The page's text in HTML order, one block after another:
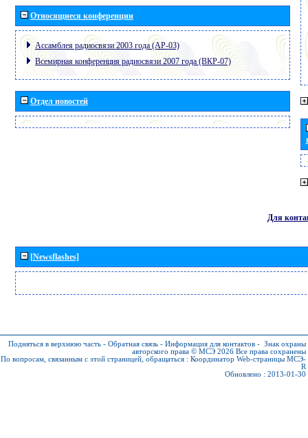
Относящиеся конференции
Ассамблея радиосвязи 2003 года (АР-03)
Всемирная конференция радиосвязи 2007 года (ВКР-07)
Отдел новостей
Для
[Newsflashes]
Подняться в верхнюю часть - Обратная связь - Информация для контактов - Знак охраны
авторского права © МСЭ 2026 Все права сохранены
По вопросам, связанным с этой страницей, обращаться : Координатор Web-страницы МСЭ-
R
Обновлено : 2013-01-30